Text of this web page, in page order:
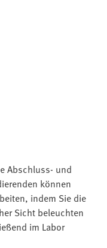
Abschluss- und
können
indem Sie die
Sicht beleuchten
im Labor